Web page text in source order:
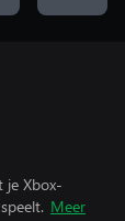
je Xbox-
Meer